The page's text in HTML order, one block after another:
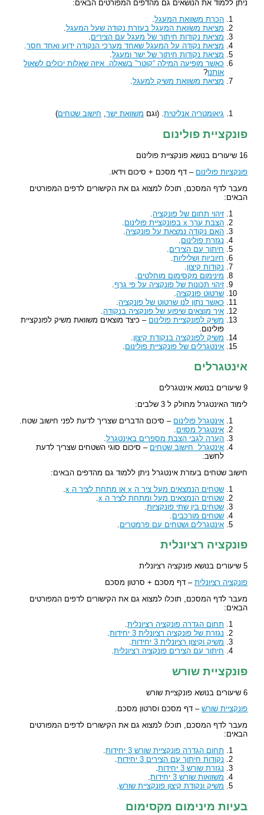
ניתן ללמוד את הנושאים גם מהדפים המפורטים הבאים:
הכרת משוואת המעגל.
מציאת משוואת המעגל בעזרת נקודה שעל המעגל.
מציאת נקודות חיתוך של מעגל עם הצירים
מציאת נקודה על המעגל שאחד מערכי הנקודה ידוע ואחד חסר.
מציאת נקודות חיתוך של ישר ומעגל.
כאשר מופיעה המילה “קוטר” בשאלה. איזה שאלות יכולים לשאול
אותנו?
מציאת משוואת משיק למעגל.
גיאומטריה אנליטית. (וגם משוואת ישר, חישוב שטחים)
פונקציית פולינום
16 שיעורים בנושא פונקציית פולינום
פונקציות פולינום – דף מסכם + סיכום וידאו.
מעבר לדף המסכם, תוכלו למצוא גם את הקישורים לדפים המפורטים
הבאים:
זיהוי תחום של פונקציה
הצבת ערך x בפונקציית פולינום
האם נקודה נמצאת על פונקציה
נגזרת פולינום
חיתוך עם הצירים
חיוביות ושליליות.
נקודות קיצון
מינימום מקסימום מוחלטים
זיהוי תכונות של פונקציה על פי גרף.
שרטוט פונקציה
כאשר נתון לנו שרטוט של פונקציה
איך מוצאים שיפוע של פונקציה בנקודה
משיק לפונקציית פולינום – כיצד מוצאים משוואת משיק לפונקציית
פולינום.
משיק לפונקציה בנקודת קיצון
אינטגרלים של פונקציית פולינום
אינטגרלים
9 שיעורים בנושא אינטגרלים
לימוד האינטגרל מחולק ל 3 שלבים:
אינטגרל פולינום – סיכום הדברים שצריך לדעת לפני חישוב שטח.
אינטגרל מסוים
הערה לגבי הצבת מספרים באינטגרל.
אינטגרל חישוב שטחים – סיכום סוגי השטחים שצריך לדעת
לחשב.
חישוב שטחים בעזרת אינטגרל ניתן ללמוד גם מהדפים הבאים:
שטחים הנמצאים מעל ציר ה x או מתחת לציר ה x
.
שטחים הנמצאים מעל ומתחת לציר ה x
.
שטחים בין שתי פונקציות.
שטחים מורכבים
אינטגרלים ושטחים עם פרמטרים
פונקציה רציונלית
5 שיעורים בנושא פונקציה רציונלית
פונקציה רציונלית– דף מסכם + סרטון מסכם
מעבר לדף המסכם, תוכלו למצוא גם את הקישורים לדפים המפורטים
הבאים:
תחום הגדרה פונקציה רציונלית.
נגזרת של פונקציה רציונלית 3 יחידות
.
משיק וקיצון רציונלית 3 יחידות
.
חיתוך עם הצירים פונקציה רציונלית.
פונקציית שורש
6 שיעורים בנושא פונקציית שורש
פונקציית שורש– דף מסכם וסרטון מסכם.
מעבר לדף המסכם, תוכלו למצוא גם את הקישורים לדפים המפורטים
הבאים:
תחום הגדרה פונקציית שורש 3 יחידות
.
נקודות חיתוך עם הצירים 3 יחידות
.
נגזרת שורש 3 יחידות
.
משוואות שורש 3 יחידות
.
משיק ונקודת קיצון פונקציית שורש.
בעיות מינימום מקסימום